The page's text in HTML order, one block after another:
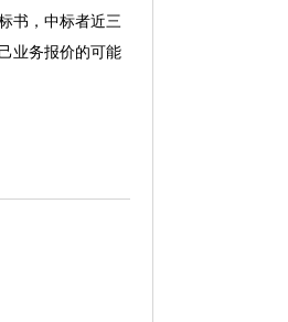
书，中标者近三
业务报价的可能